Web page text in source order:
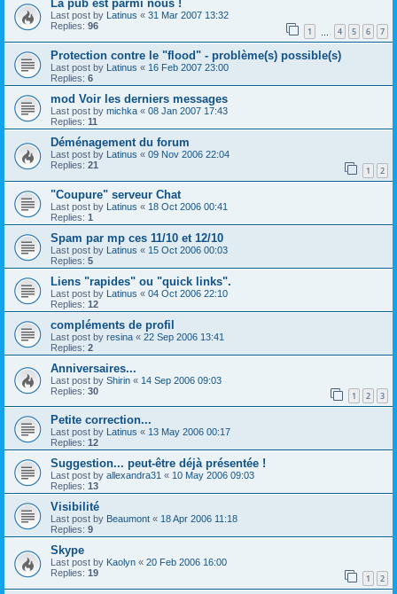
La pub est parmi nous !
Last post by Latinus « 31 Mar 2007 13:32
Replies: 96 1 4 5 6 7
Protection contre le "flood" - problème(s) possible(s)
Last post by Latinus « 16 Feb 2007 23:00
Replies: 6
mod Voir les derniers messages
Last post by michka « 08 Jan 2007 17:43
Replies: 11
Déménagement du forum
Last post by Latinus « 09 Nov 2006 22:04
Replies: 21 1 2
"Coupure" serveur Chat
Last post by Latinus « 18 Oct 2006 00:41
Replies: 1
Spam par mp ces 11/10 et 12/10
Last post by Latinus « 15 Oct 2006 00:03
Replies: 5
Liens "rapides" ou "quick links".
Last post by Latinus « 04 Oct 2006 22:10
Replies: 12
compléments de profil
Last post by resina « 22 Sep 2006 13:41
Replies: 2
Anniversaires...
Last post by Shirin « 14 Sep 2006 09:03
Replies: 30 1 2 3
Petite correction...
Last post by Latinus « 13 May 2006 00:17
Replies: 12
Suggestion... peut-être déjà présentée !
Last post by allexandra31 « 10 May 2006 09:03
Replies: 13
Visibilité
Last post by Beaumont « 18 Apr 2006 11:18
Replies: 9
Skype
Last post by Kaolyn « 20 Feb 2006 16:00
Replies: 19 1 2